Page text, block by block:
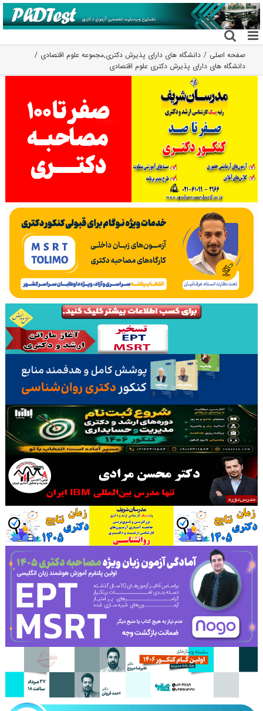
رفتن
به
محتوا
صفحه اصلی دانشگاه های دارای پذیرش دکتری,مجموعه علوم اقتصادی
دانشگاه های دارای پذیرش دکتری ﻋﻠﻮم اﻗﺘﺼﺎدی